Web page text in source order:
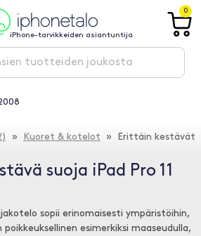
iPhone-tarvikkeiden asiantuntija
0
» Kuoret & kotelot » Erittäin kestävät
suoja iPad Pro 11
sopii erinomaisesti ympäristöihin,
poikkeuksellinen esimerkiksi maaseudulla,